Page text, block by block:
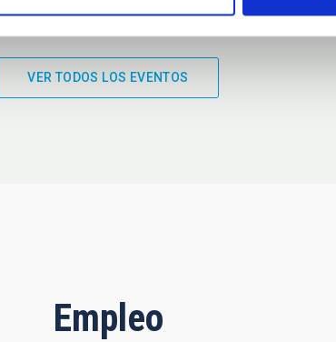
VER TODOS LOS EVENTOS
Empleo